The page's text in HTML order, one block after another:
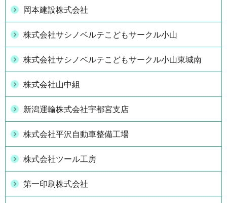
岡本建設株式会社
株式会社サシノベルテこどもサークル小山
株式会社サシノベルテこどもサークル小山東城南
株式会社山中組
新潟運輸株式会社宇都宮支店
株式会社平沢自動車整備工場
株式会社ツール工房
第一印刷株式会社